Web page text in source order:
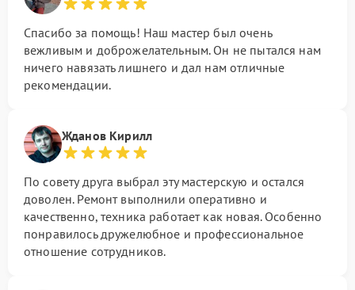
Спасибо за помощь! Наш мастер был очень
вежливым и доброжелательным. Он не пытался нам
ничего навязать лишнего и дал нам отличные
рекомендации.
Жданов Кирилл
По совету друга выбрал эту мастерскую и остался
доволен. Ремонт выполнили оперативно и
качественно, техника работает как новая. Особенно
понравилось дружелюбное и профессиональное
отношение сотрудников.